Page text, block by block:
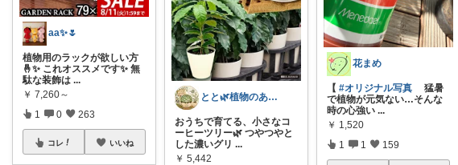
aa✨🌷
植物用のラックが欲しい方
🤞✨ これオススメです✨ 無
駄な装飾は ...
￥ 7,260～
1 0 263
コレ いいね
とと🌿植物のある暮らし
おうちで育てる、小さなコ
ーヒーツリー🌿 つやつやと
した濃いグリ ...
￥ 5,442
花まめ
【#オリジナル写真 猛暑
で植物が元気ない…そんな
時の心強い ...
￥ 1,520
1 1 159